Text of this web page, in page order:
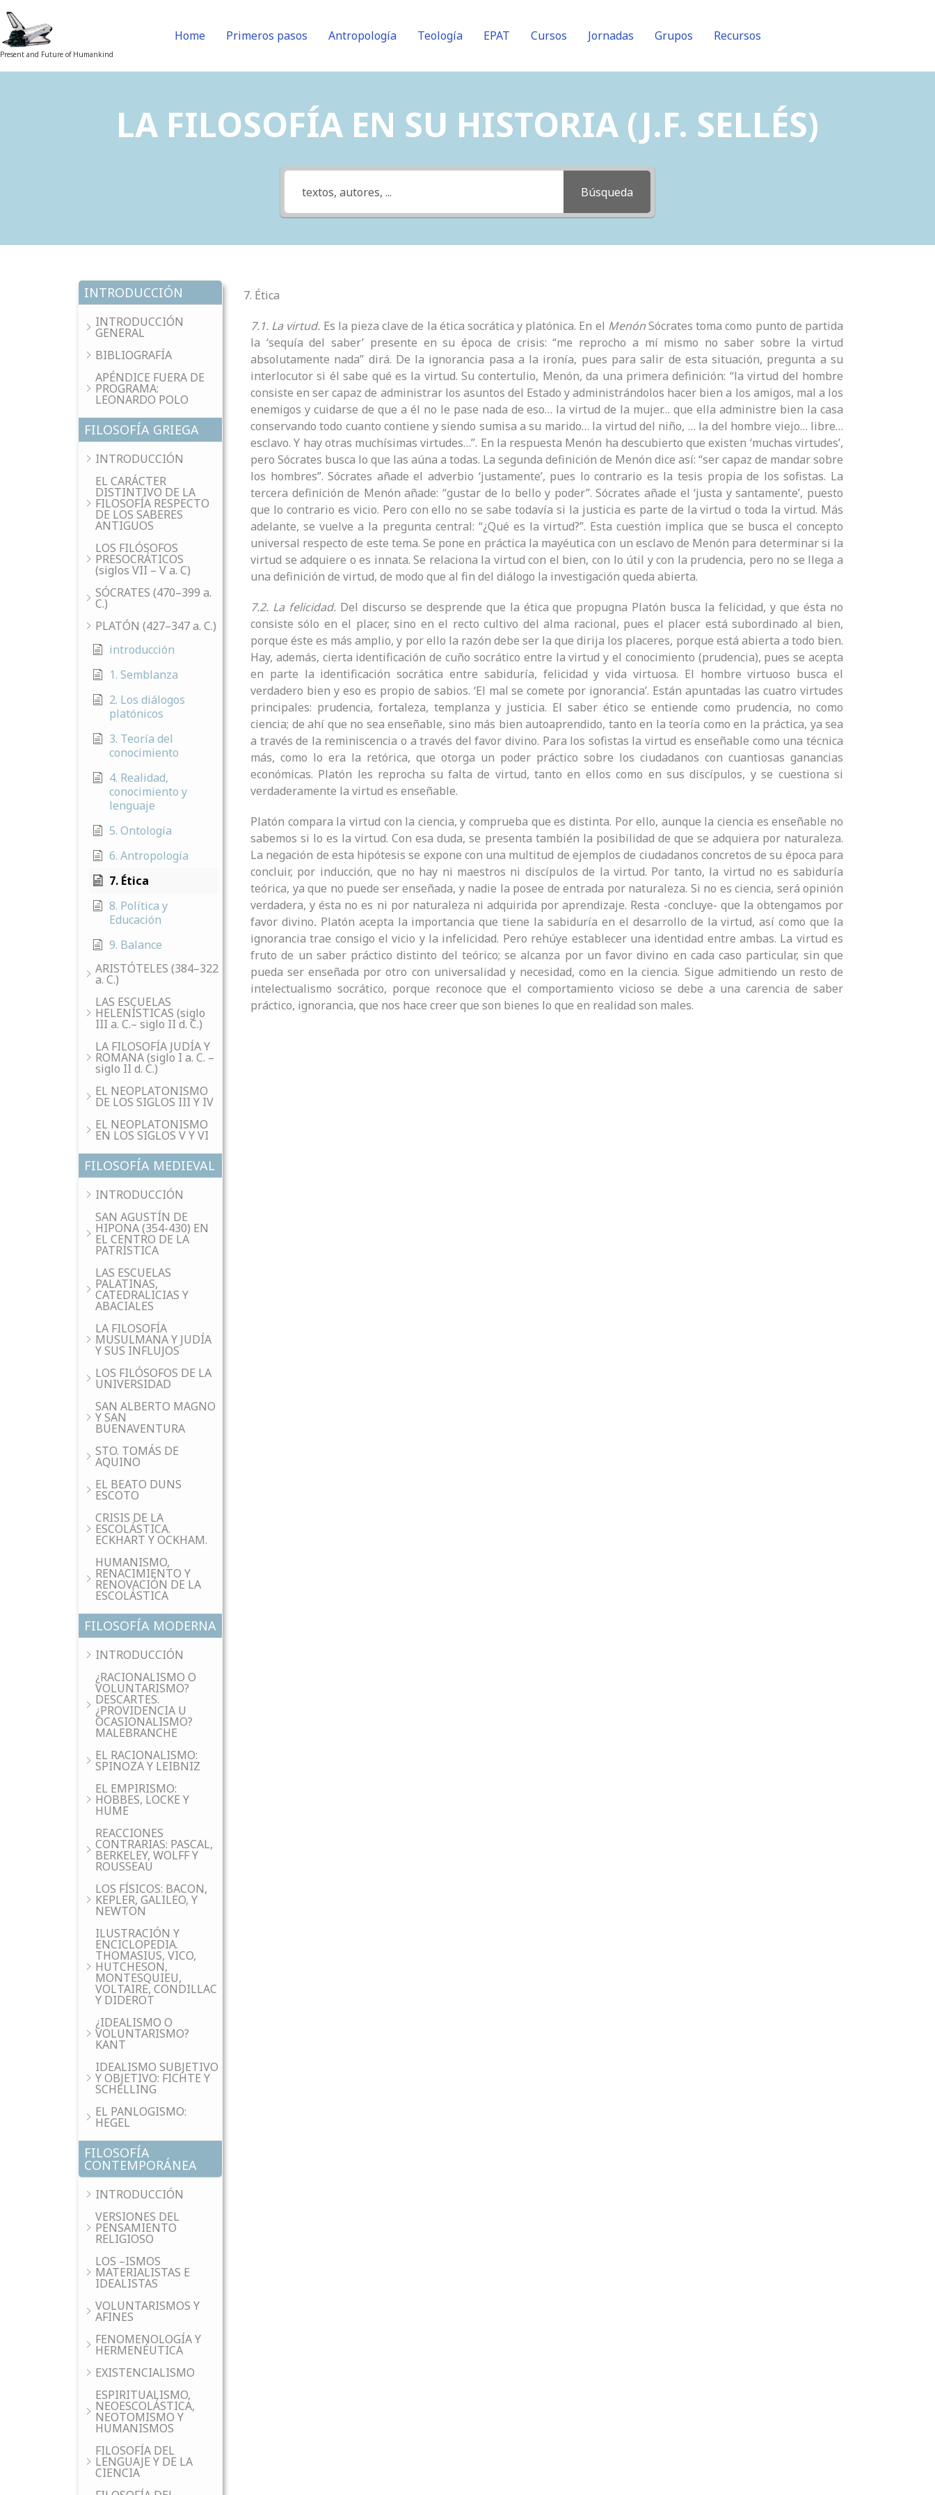
Skip
to
content
Present and Future of Humankind
Home Primeros pasos Antropología Teología EPAT Cursos Jornadas Grupos Recursos
LA FILOSOFÍA EN SU HISTORIA (J.F. SELLÉS)
Búsqueda
INTRODUCCIÓN
INTRODUCCIÓN
GENERAL
BIBLIOGRAFÍA
APÉNDICE FUERA DE
PROGRAMA:
LEONARDO POLO
FILOSOFÍA GRIEGA
INTRODUCCIÓN
EL CARÁCTER
DISTINTIVO DE LA
FILOSOFÍA RESPECTO
DE LOS SABERES
ANTIGUOS
LOS FILÓSOFOS
PRESOCRÁTICOS
(siglos VII – V a. C)
SÓCRATES (470–399 a.
C.)
PLATÓN (427–347 a. C.)
introducción
1. Semblanza
2. Los diálogos
platónicos
3. Teoría del
conocimiento
4. Realidad,
conocimiento y
lenguaje
5. Ontología
6. Antropología
7. Ética
8. Política y
Educación
9. Balance
ARISTÓTELES (384–322
a. C.)
LAS ESCUELAS
HELENÍSTICAS (siglo
III a. C.– siglo II d. C.)
LA FILOSOFÍA JUDÍA Y
ROMANA (siglo I a. C. –
siglo II d. C.)
EL NEOPLATONISMO
DE LOS SIGLOS III Y IV
EL NEOPLATONISMO
EN LOS SIGLOS V Y VI
FILOSOFÍA MEDIEVAL
INTRODUCCIÓN
SAN AGUSTÍN DE
HIPONA (354-430) EN
EL CENTRO DE LA
PATRÍSTICA
LAS ESCUELAS
PALATINAS,
CATEDRALICIAS Y
ABACIALES
LA FILOSOFÍA
MUSULMANA Y JUDÍA
Y SUS INFLUJOS
LOS FILÓSOFOS DE LA
UNIVERSIDAD
SAN ALBERTO MAGNO
Y SAN
BUENAVENTURA
STO. TOMÁS DE
AQUINO
EL BEATO DUNS
ESCOTO
CRISIS DE LA
ESCOLÁSTICA.
ECKHART Y OCKHAM.
HUMANISMO,
RENACIMIENTO Y
RENOVACIÓN DE LA
ESCOLÁSTICA
FILOSOFÍA MODERNA
INTRODUCCIÓN
¿RACIONALISMO O
VOLUNTARISMO?
DESCARTES.
¿PROVIDENCIA U
OCASIONALISMO?
MALEBRANCHE
EL RACIONALISMO:
SPINOZA Y LEIBNIZ
EL EMPIRISMO:
HOBBES, LOCKE Y
HUME
REACCIONES
CONTRARIAS: PASCAL,
BERKELEY, WOLFF Y
ROUSSEAU
LOS FÍSICOS: BACON,
KEPLER, GALILEO, Y
NEWTON
ILUSTRACIÓN Y
ENCICLOPEDIA.
THOMASIUS, VICO,
HUTCHESON,
MONTESQUIEU,
VOLTAIRE, CONDILLAC
Y DIDEROT
¿IDEALISMO O
VOLUNTARISMO?
KANT
IDEALISMO SUBJETIVO
Y OBJETIVO: FICHTE Y
SCHELLING
EL PANLOGISMO:
HEGEL
FILOSOFÍA
CONTEMPORÁNEA
INTRODUCCIÓN
VERSIONES DEL
PENSAMIENTO
RELIGIOSO
LOS –ISMOS
MATERIALISTAS E
IDEALISTAS
VOLUNTARISMOS Y
AFINES
FENOMENOLOGÍA Y
HERMENÉUTICA
EXISTENCIALISMO
ESPIRITUALISMO,
NEOESCOLÁSTICA,
NEOTOMISMO Y
HUMANISMOS
FILOSOFÍA DEL
LENGUAJE Y DE LA
CIENCIA
7. Ética
7.1. La virtud. Es la pieza clave de la ética socrática y platónica. En el MenónSócrates toma como punto de partida
la ‘sequía del saber’ presente en su época de crisis: “me reprocho a mí mismo no saber sobre la virtud
absolutamente nada” dirá. De la ignorancia pasa a la ironía, pues para salir de esta situación, pregunta a su
interlocutor si él sabe qué es la virtud. Su contertulio, Menón, da una primera definición: “la virtud del hombre
consiste en ser capaz de administrar los asuntos del Estado y administrándolos hacer bien a los amigos, mal a los
enemigos y cuidarse de que a él no le pase nada de eso… la virtud de la mujer… que ella administre bien la casa
conservando todo cuanto contiene y siendo sumisa a su marido… la virtud del niño, … la del hombre viejo… libre…
esclavo. Y hay otras muchísimas virtudes…”. En la respuesta Menón ha descubierto que existen ‘muchas virtudes’,
pero Sócrates busca lo que las aúna a todas. La segunda definición de Menón dice así: “ser capaz de mandar sobre
los hombres”. Sócrates añade el adverbio ‘justamente’, pues lo contrario es la tesis propia de los sofistas. La
tercera definición de Menón añade: “gustar de lo bello y poder”. Sócrates añade el ‘justa y santamente’, puesto
que lo contrario es vicio. Pero con ello no se sabe todavía si la justicia es parte de la virtud o toda la virtud. Más
adelante, se vuelve a la pregunta central: “¿Qué es la virtud?”. Esta cuestión implica que se busca el concepto
universal respecto de este tema. Se pone en práctica la mayéutica con un esclavo de Menón para determinar si la
virtud se adquiere o es innata. Se relaciona la virtud con el bien, con lo útil y con la prudencia, pero no se llega a
una definición de virtud, de modo que al fin del diálogo la investigación queda abierta.
7.2. La felicidad.Del discurso se desprende que la ética que propugna Platón busca la felicidad, y que ésta no
consiste sólo en el placer, sino en el recto cultivo del alma racional, pues el placer está subordinado al bien,
porque éste es más amplio, y por ello la razón debe ser la que dirija los placeres, porque está abierta a todo bien.
Hay, además, cierta identificación de cuño socrático entre la virtud y el conocimiento (prudencia), pues se acepta
en parte la identificación socrática entre sabiduría, felicidad y vida virtuosa. El hombre virtuoso busca el
verdadero bien y eso es propio de sabios. ‘El mal se comete por ignorancia’. Están apuntadas las cuatro virtudes
principales: prudencia, fortaleza, templanza y justicia. El saber ético se entiende como prudencia, no como
ciencia; de ahí que no sea enseñable, sino más bien autoaprendido, tanto en la teoría como en la práctica, ya sea
a través de la reminiscencia o a través del favor divino. Para los sofistas la virtud es enseñable como una técnica
más, como lo era la retórica, que otorga un poder práctico sobre los ciudadanos con cuantiosas ganancias
económicas. Platón les reprocha su falta de virtud, tanto en ellos como en sus discípulos, y se cuestiona si
verdaderamente la virtud es enseñable.
Platón compara la virtud con la ciencia, y comprueba que es distinta. Por ello, aunque la ciencia es enseñable no
sabemos si lo es la virtud. Con esa duda, se presenta también la posibilidad de que se adquiera por naturaleza.
La negación de esta hipótesis se expone con una multitud de ejemplos de ciudadanos concretos de su época para
concluir, por inducción, que no hay ni maestros ni discípulos de la virtud. Por tanto, la virtud no es sabiduría
teórica, ya que no puede ser enseñada, y nadie la posee de entrada por naturaleza. Si no es ciencia, será opinión
verdadera, y ésta no es ni por naturaleza ni adquirida por aprendizaje. Resta -concluye- que la obtengamos por
favor divino. Platón acepta la importancia que tiene la sabiduría en el desarrollo de la virtud, así como que la
ignorancia trae consigo el vicio y la infelicidad. Pero rehúye establecer una identidad entre ambas. La virtud es
fruto de un saber práctico distinto del teórico; se alcanza por un favor divino en cada caso particular, sin que
pueda ser enseñada por otro con universalidad y necesidad, como en la ciencia. Sigue admitiendo un resto de
intelectualismo socrático, porque reconoce que el comportamiento vicioso se debe a una carencia de saber
práctico, ignorancia, que nos hace creer que son bienes lo que en realidad son males.